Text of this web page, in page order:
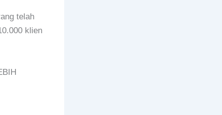
telah
klien